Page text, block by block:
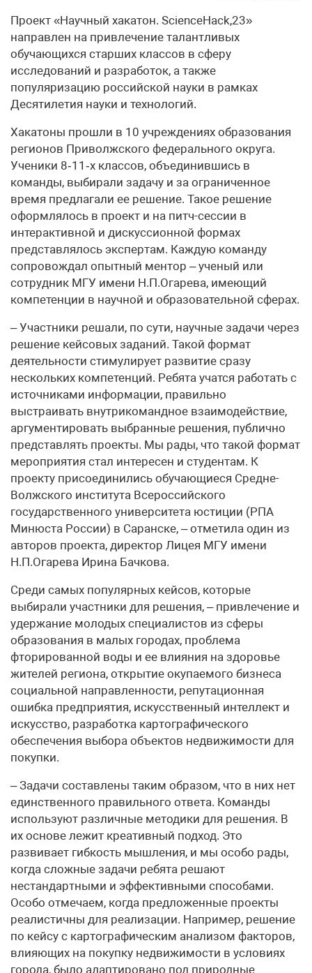
Проект «Научный хакатон. ScienceHack,23»
направлен на привлечение талантливых
обучающихся старших классов в сферу
исследований и разработок, а также
популяризацию российской науки в рамках
Десятилетия науки и технологий.
Хакатоны прошли в 10 учреждениях образования
регионов Приволжского федерального округа.
Ученики 8‑11‑х классов, объединившись в
команды, выбирали задачу и за ограниченное
время предлагали ее решение. Такое решение
оформлялось в проект и на питч-сессии в
интерактивной и дискуссионной формах
представлялось экспертам. Каждую команду
сопровождал опытный ментор – ученый или
сотрудник МГУ имени Н.П.Огарева, имеющий
компетенции в научной и образовательной сферах.
– Участники решали, по сути, научные задачи через
решение кейсовых заданий. Такой формат
деятельности стимулирует развитие сразу
нескольких компетенций. Ребята учатся работать с
источниками информации, правильно
выстраивать внутрикомандное взаимодействие,
аргументировать выбранные решения, публично
представлять проекты. Мы рады, что такой формат
мероприятия стал интересен и студентам. К
проекту присоединились обучающиеся Средне-
Волжского института Всероссийского
государственного университета юстиции (РПА
Минюста России) в Саранске, – отметила один из
авторов проекта, директор Лицея МГУ имени
Н.П.Огарева Ирина Бачкова.
Среди самых популярных кейсов, которые
выбирали участники для решения, – привлечение и
удержание молодых специалистов из сферы
образования в малых городах, проблема
фторированной воды и ее влияния на здоровье
жителей региона, открытие окупаемого бизнеса
социальной направленности, репутационная
ошибка предприятия, искусственный интеллект и
искусство, разработка картографического
обеспечения выбора объектов недвижимости для
покупки.
– Задачи составлены таким образом, что в них нет
единственного правильного ответа. Команды
используют различные методики для решения. В
их основе лежит креативный подход. Это
развивает гибкость мышления, и мы особо рады,
когда сложные задачи ребята решают
нестандартными и эффективными способами.
Особо отмечаем, когда предложенные проекты
реалистичны для реализации. Например, решение
по кейсу с картографическим анализом факторов,
влияющих на покупку недвижимости в условиях
города, было адаптировано под природные